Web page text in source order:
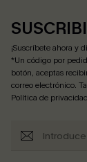
¡Suscríbete ahora y
*Un código por
botón, aceptas
correo electrónico.
Política de privacidad